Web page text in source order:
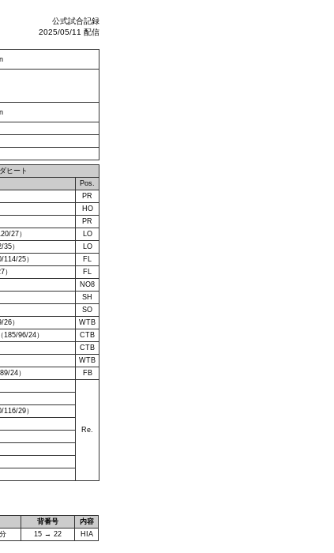
公式試合記録
2025/05/11 配信
ヒート
Pos.
PR
HO
PR
27）
LO
）
LO
25）
FL
）
FL
NO8
SH
SO
）
WTB
185/96/24）
CTB
CTB
WTB
24）
FB
Re.
29）
背番号
内容
15 → 22 HIA